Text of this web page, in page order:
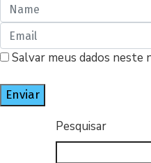
Salvar meus dados neste
Pesquisar